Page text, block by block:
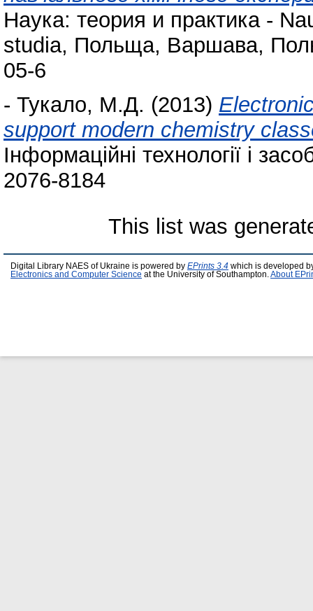
Наука: теория и практика -
studia, Польща, Варшава,
05-6
- Тукало, М.Д. (2013)
support modern chemistry
Інформаційні технології і
2076-8184
This list was
Digital Library NAES of Ukraine is powered by EPrints 3.4 which is developed
Electronics and Computer Science at the University of Southampton. About